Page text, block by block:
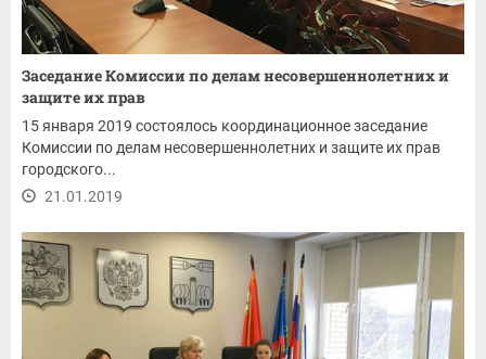
Заседание Комиссии по делам несовершеннолетних и
защите их прав
15 января 2019 состоялось координационное заседание
Комиссии по делам несовершеннолетних и защите их прав
городского...
21.01.2019